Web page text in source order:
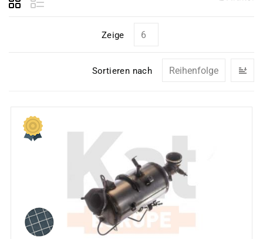
Zeige
Sortieren nach